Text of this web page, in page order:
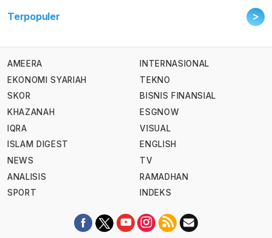
Terpopuler >
AMEERA
EKONOMI SYARIAH
SKOR
KHAZANAH
IQRA
ISLAM DIGEST
NEWS
ANALISIS
SPORT
INTERNASIONAL
TEKNO
BISNIS FINANSIAL
ESGNOW
VISUAL
ENGLISH
TV
RAMADHAN
INDEKS